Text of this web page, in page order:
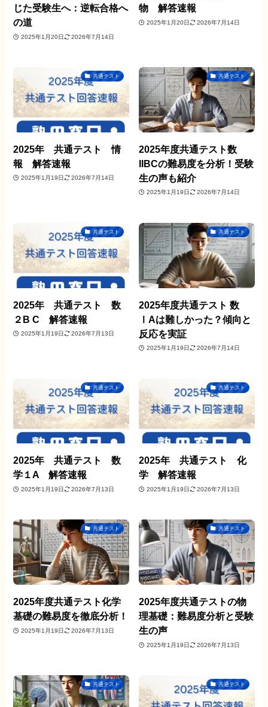
じた受験生へ：逆転合格へ
の道
2025年1月20日 2026年7月14日
物 解答速報
2025年1月20日 2026年7月14日
共通テスト
2025年 共通テスト 情
報 解答速報
2025年1月19日 2026年7月14日
共通テスト
2025年度共通テスト数
IIBCの難易度を分析！受験
生の声も紹介
2025年1月19日 2026年7月14日
共通テスト
2025年 共通テスト 数
２B C 解答速報
2025年1月19日 2026年7月13日
共通テスト
2025年度共通テスト 数
ⅠAは難しかった？傾向と
反応を実証
2025年1月19日 2026年7月14日
共通テスト
2025年 共通テスト 数
学１A 解答速報
2025年1月19日 2026年7月13日
共通テスト
2025年 共通テスト 化
学 解答速報
2025年1月19日 2026年7月13日
共通テスト
2025年度共通テスト化学
基礎の難易度を徹底分析！
2025年1月19日 2026年7月13日
共通テスト
2025年度共通テストの物
理基礎：難易度分析と受験
生の声
2025年1月19日 2026年7月13日
共通テスト 共通テスト